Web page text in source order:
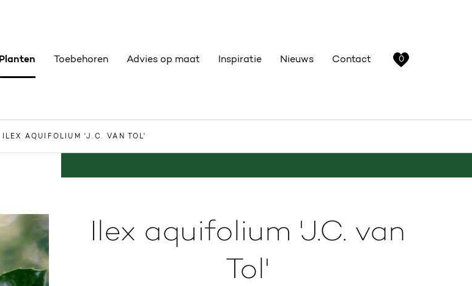
0
Planten Toebehoren Advies op maat Inspiratie Nieuws Contact
ILEX AQUIFOLIUM 'J.C. VAN TOL'
Ilex aquifolium 'J.C. van
Tol'